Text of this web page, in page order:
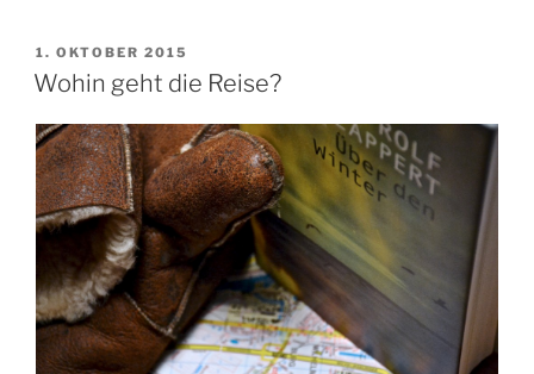
VERÖFFENTLICHT
AM
1. OKTOBER 2015
Wohin geht die Reise?